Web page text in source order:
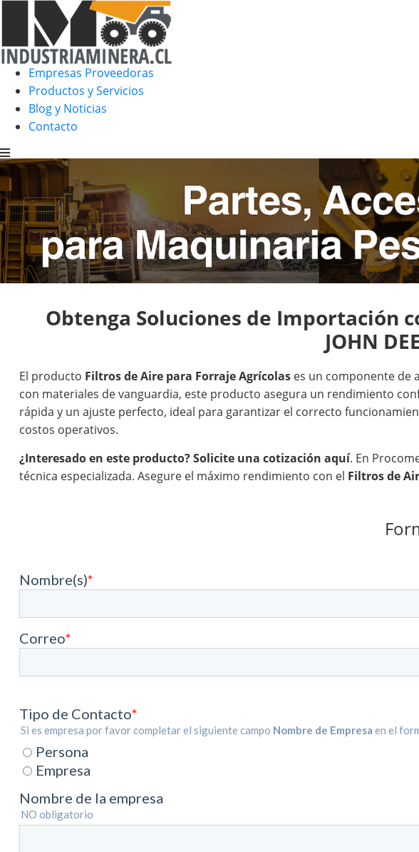
Empresas Proveedoras
Productos y Servicios
Blog y Noticias
Contacto
Obtenga Soluciones de Importación
JOHN
El producto Filtros de Aire para Forraje Agrícolases un componente de
con materiales de vanguardia, este producto asegura un rendimiento
rápida y un ajuste perfecto, ideal para garantizar el correcto
costos operativos.
¿Interesado en este producto?Solicite una cotización aquí. En
técnica especializada. Asegure el máximo rendimiento con el Filtros de